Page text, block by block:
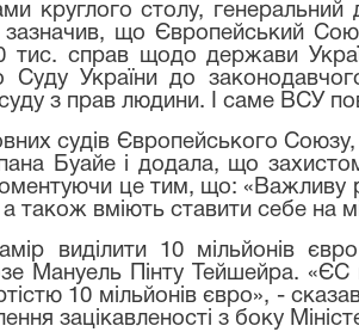
круглого столу,
зазначив, що Європейський
тис. справ щодо держави
Суду України до
з прав людини. І саме ВСУ
судів Європейського
Буайе і додала, що
це тим, що:
а також вміють ставити себе на
виділити 10 мільйонів
Мануель Пінту Тейшейра.
10 мільйонів євро», -
зацікавленості з боку